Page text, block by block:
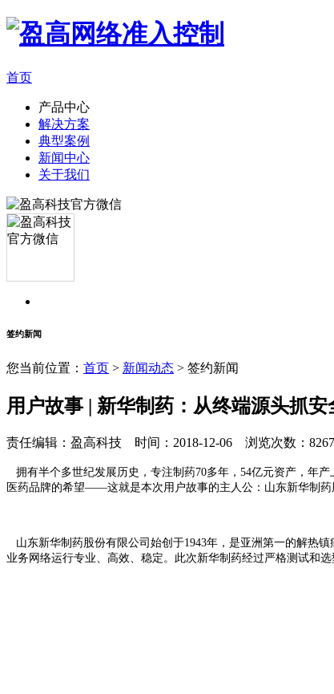
首页
产品中心
解决方案
典型案例
新闻中心
关于我们
签约新闻
您当前位置： 首页 > 新闻动态 > 签约新闻
用户故事 | 新华制药：从终端源头抓
责任编辑：盈高科技 时间：2018-12-06 浏览次数：8267
拥有半个多世纪发展历史，专注制药70多年，54亿元资产，年
医药品牌的希望——这就是本次用户故事的主人公：山东新华制药
山东新华制药股份有限公司始创于1943年，是亚洲第一的解热镇
业务网络运行专业、高效、稳定。此次新华制药经过严格测试和